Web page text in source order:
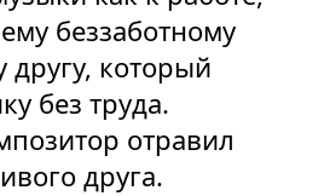
беззаботному
другу, который
без труда.
отравил
друга.